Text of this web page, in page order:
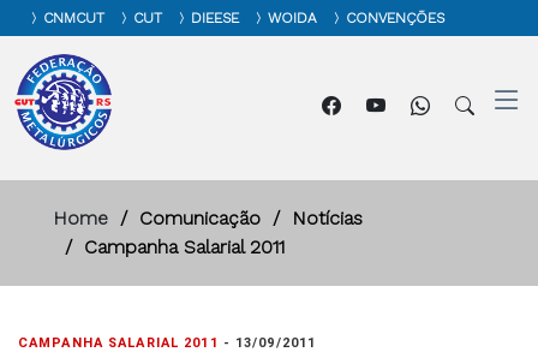
CNMCUT CUT DIEESE WOIDA CONVENÇÕES
Home Comunicação
Notícias
Campanha Salarial 2011
CAMPANHA SALARIAL 2011 - 13/09/2011